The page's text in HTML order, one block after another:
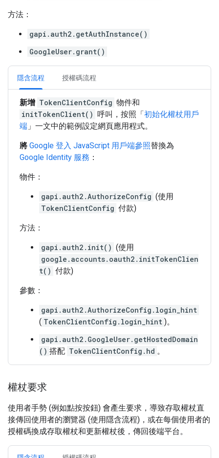
方法：
gapi.auth2.getAuthInstance()
GoogleUser.grant()
隱含流程 授權碼流程
新增 TokenClientConfig 物件和
initTokenClient() 呼叫，按照「初始化權杖用戶
端 」一文中的範例設定網頁應用程式。
將 Google 登入 JavaScript 用戶端參照替換為
Google Identity 服務 ：
物件：
gapi.auth2.AuthorizeConfig (使用
TokenClientConfig 付款)
方法：
gapi.auth2.init() (使用
google.accounts.oauth2.initTokenClien
t() 付款)
參數：
gapi.auth2.AuthorizeConfig.login_hint
( TokenClientConfig.login_hint )。
gapi.auth2.GoogleUser.getHostedDomain
() 搭配 TokenClientConfig.hd 。
權杖要求
使用者手勢 (例如點按按鈕) 會產生要求，導致存取權杖直
接傳回使用者的瀏覽器 (使用隱含流程)，或在每個使用者的
授權碼換成存取權杖和更新權杖後，傳回後端平台。